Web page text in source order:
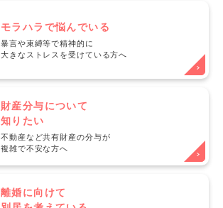
モラハラで悩んでいる
暴言や束縛等で精神的に
大きなストレスを受けている方へ
財産分与について
知りたい
不動産など共有財産の分与が
複雑で不安な方へ
離婚に向けて